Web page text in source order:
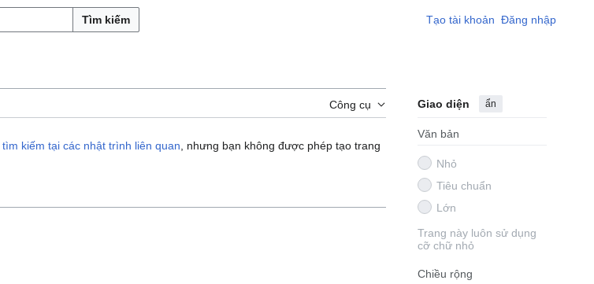
Tìm kiếm Tạo tài khoản Đăng nhập
Công cụ Giao diện ẩn
Văn bản
Nhỏ
Tiêu chuẩn
Lớn
Trang này luôn sử dụng
cỡ chữ nhỏ
Chiều rộng
tìm kiếm tại các nhật trình liên quan , nhưng bạn không được phép tạo trang